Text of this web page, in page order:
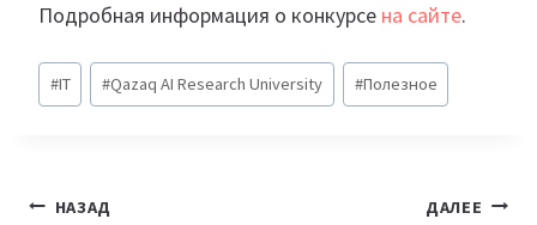
Подробная информация о конкурсе на сайте.
Метки
записи:
#IT #Qazaq AI Research University #Полезное
Навигация
НАЗАД ДАЛЕЕ